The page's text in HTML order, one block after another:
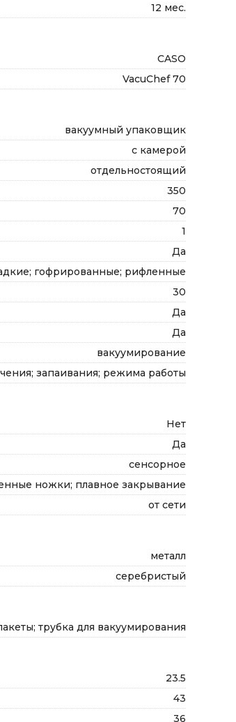
12 мес.
CASO
VacuChef 70
вакуумный упаковщик
с камерой
отдельностоящий
350
70
1
Да
гофрированные; рифленные
30
Да
Да
вакуумирование
запаивания; режима работы
Нет
Да
сенсорное
ножки; плавное закрывание
от сети
металл
серебристый
трубка для вакуумирования
23.5
43
36